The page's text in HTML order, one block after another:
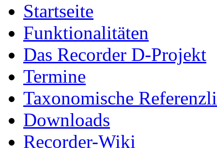
Startseite
Funktionalitäten
Das Recorder D-Projekt
Termine
Taxonomische
Downloads
Recorder-Wiki